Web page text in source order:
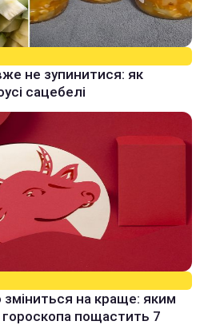
не зупинитися: як
сацебелі
на краще: яким
пощастить 7